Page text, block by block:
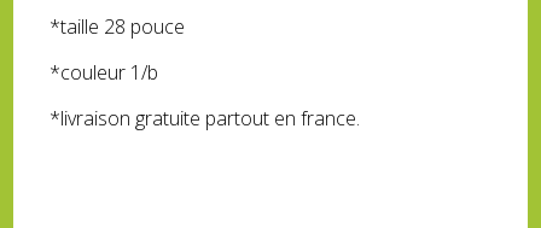
*taille 28 pouce
*couleur 1/b
*livraison gratuite partout en france.